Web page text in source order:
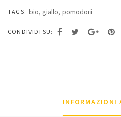
TAGS: bio, giallo, pomodori
CONDIVIDI SU:
INFORMAZIONI